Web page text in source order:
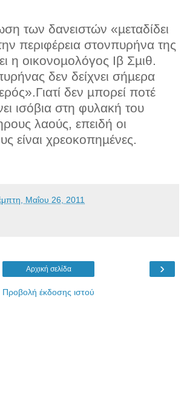
των δανειστών «µεταδίδει
περιφέρεια στονπυρήνα της
η οικονοµολόγος Ιβ Σµιθ.
δεν δείχνει σήµερα
δεν µπορεί ποτέ
ισόβια στη φυλακή του
λαούς, επειδή οι
είναι χρεοκοπηµένες.
Μαΐου 26, 2011
›
Αρχική σελίδα
Προβολή έκδοσης ιστού